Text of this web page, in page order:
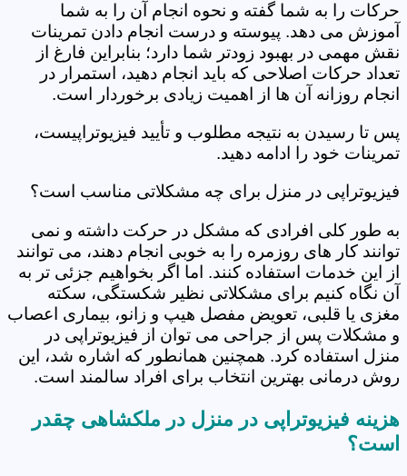
حرکات را به شما گفته و نحوه انجام آن را به شما
آموزش می دهد. پیوسته و درست انجام دادن تمرینات
نقش مهمی در بهبود زودتر شما دارد؛ بنابراین فارغ از
تعداد حرکات اصلاحی که باید انجام دهید، استمرار در
انجام روزانه آن ها از اهمیت زیادی برخوردار است.
پس تا رسیدن به نتیجه مطلوب و تأیید فیزیوتراپیست،
تمرینات خود را ادامه دهید.
فیزیوتراپی در منزل برای چه مشکلاتی مناسب است؟
به طور کلی افرادی که مشکل در حرکت داشته و نمی
توانند کار های روزمره را به خوبی انجام دهند، می توانند
از این خدمات استفاده کنند. اما اگر بخواهیم جزئی تر به
آن نگاه کنیم برای مشکلاتی نظیر شکستگی، سکته
مغزی یا قلبی، تعویض مفصل هیپ و زانو، بیماری اعصاب
و مشکلات پس از جراحی می توان از فیزیوتراپی در
منزل استفاده کرد. همچنین همانطور که اشاره شد، این
روش درمانی بهترین انتخاب برای افراد سالمند است.
هزینه فیزیوتراپی در منزل در ملکشاهی چقدر
است؟